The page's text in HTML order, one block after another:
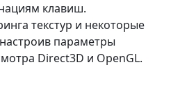
клавиш.
текстур и некоторые
параметры
Direct3D и OpenGL.